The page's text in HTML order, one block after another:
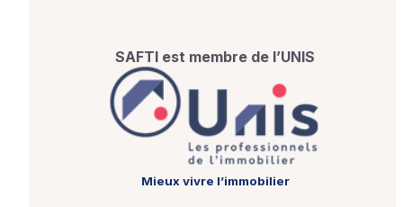
SAFTI est membre de l’UNIS
Mieux vivre l’immobilier